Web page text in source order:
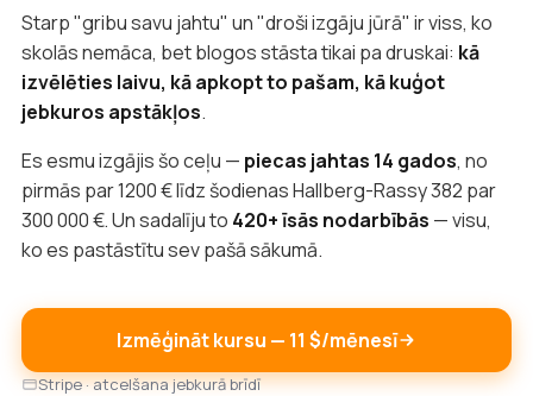
Starp "gribu savu jahtu" un "droši izgāju jūrā" ir viss, ko
skolās nemāca, bet blogos stāsta tikai pa druskai: kā
izvēlēties laivu, kā apkopt to pašam, kā kuģot
jebkuros apstākļos.
Es esmu izgājis šo ceļu — piecas jahtas 14 gados, no
pirmās par 1200 € līdz šodienas Hallberg-Rassy 382 par
300 000 €. Un sadalīju to 420+ īsās nodarbībās — visu,
ko es pastāstītu sev pašā sākumā.
Izmēģināt kursu — 11 $/mēnesī
Stripe · atcelšana jebkurā brīdī